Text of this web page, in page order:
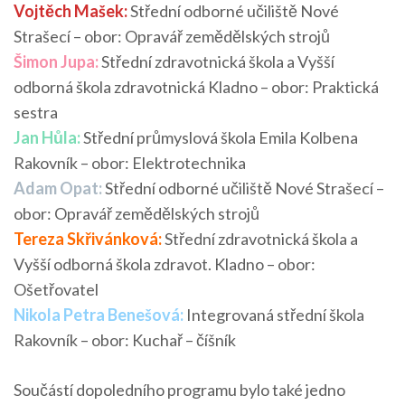
Vojtěch Mašek:Střední odborné učiliště Nové
Strašecí – obor: Opravář zemědělských strojů
Šimon Jupa:Střední zdravotnická škola a Vyšší
odborná škola zdravotnická Kladno – obor: Praktická
sestra
Jan Hůla:Střední průmyslová škola Emila Kolbena
Rakovník – obor: Elektrotechnika
Adam Opat:Střední odborné učiliště Nové Strašecí –
obor: Opravář zemědělských strojů
Tereza Skřivánková:Střední zdravotnická škola a
Vyšší odborná škola zdravot. Kladno – obor:
Ošetřovatel
Nikola Petra Benešová: Integrovaná střední škola
Rakovník – obor: Kuchař – číšník
Součástí dopoledního programu bylo také jedno